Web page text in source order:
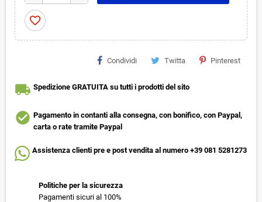
favorite_border
Condividi Twitta Pinterest
local_shipping Spedizione GRATUITA su tutti i prodotti del sito
check_circle Pagamento in contanti alla consegna, con bonifico, con Paypal,
carta o rate tramite Paypal
Assistenza clienti pre e post vendita al numero +39 081 5281273
Politiche per la sicurezza
Pagamenti sicuri al 100%